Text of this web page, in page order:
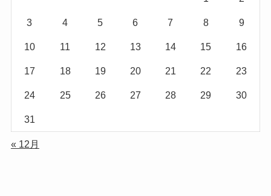
3 4 5 6 7 8 9
10 11 12 13 14 15 16
17 18 19 20 21 22 23
24 25 26 27 28 29 30
31
« 12月